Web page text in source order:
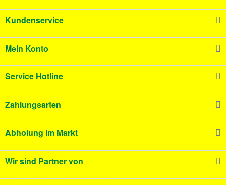
Kundenservice
Mein Konto
Service Hotline
Zahlungsarten
Abholung im Markt
Wir sind Partner von